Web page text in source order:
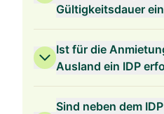
Gültigkeitsdauer
Ist für die
Ausland ein IDP
Sind neben dem